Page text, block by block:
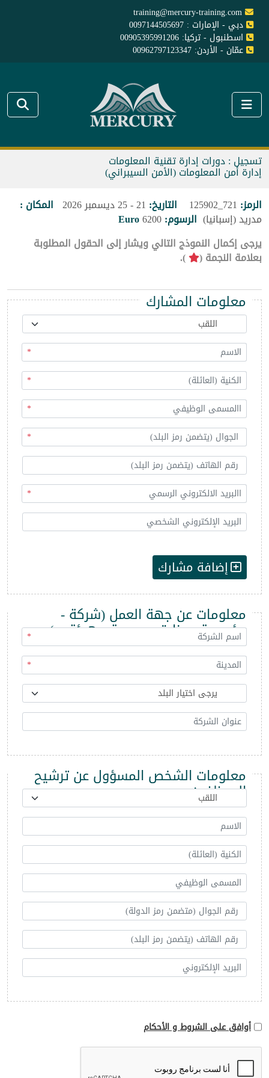
training@mercury-training.com
دبي - الإمارات : 0097144505697
اسطنبول - تركيا: 00905395991206
عمّان - الأردن: 00962797123347
تسجيل : دورات إدارة تقنية المعلومات
إدارة أمن المعلومات (الأمن السيبراني)
الرمز:
التاريخ: المكان :
مدريد (إسبانيا) الرسوم:6200
Euro
يرجى إكمال النموذج التالي ويشار إلى الحقول المطلوبة
بعلامة النجمة ( ).
معلومات المشارك
*
*
*
*
*
إضافة مشارك
معلومات عن جهة العمل (شركة -
مؤسسة - وزارة - مديرية - هيئة ...)
*
*
معلومات الشخص المسؤول عن ترشيح
الموظفين
أوافق على الشروط و الأحكام